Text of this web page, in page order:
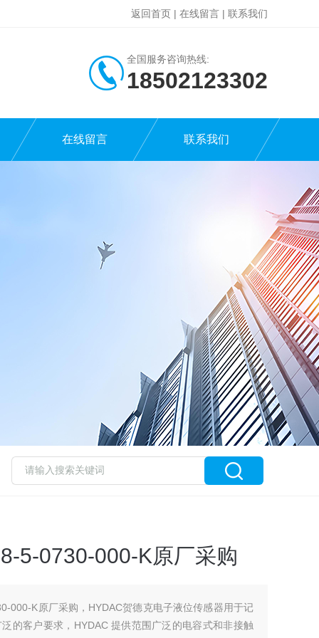
返回首页 | 在线留言 | 联系我们
全国服务咨询热线:
18502123302
在线留言 联系我们
5-0730-000-K原厂采购
000-K原厂采购，HYDAC贺德克电子液位传感器用于记
的客户要求，HYDAC 提供范围广泛的电容式和非接触